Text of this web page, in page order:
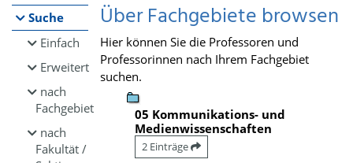
Suche
Einfach
Erweitert
nach
Fachgebiet
nach
Fakultät /
Über Fachgebiete browsen
Hier können Sie die Professoren und
Professorinnen nach Ihrem Fachgebiet
suchen.
05 Kommunikations- und
Medienwissenschaften
2 Einträge